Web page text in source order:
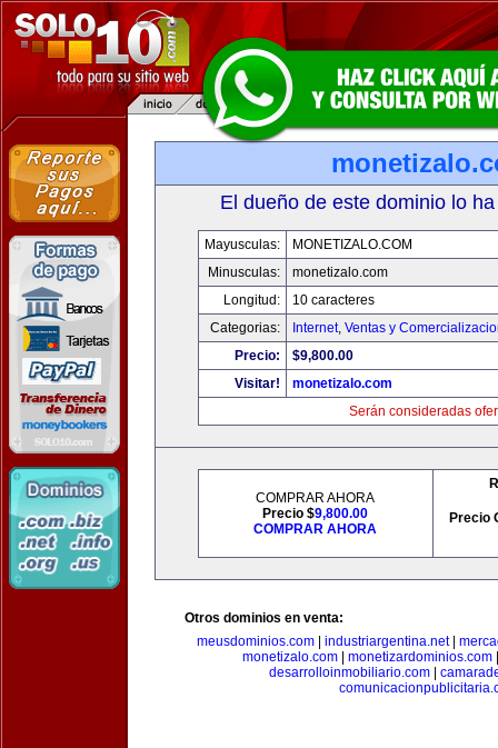
El dueño de este dominio lo
Mayusculas:
MONETIZALO.COM
Minusculas:
monetizalo.com
Longitud:
10 caracteres
Categorias:
Internet, Ventas y
Precio:
$9,800.00
Visitar!
monetizalo.com
Serán consideradas
COMPRAR AHORA
Precio $9,800.00
COMPRAR AHORA
Precio
Otros dominios en venta:
meusdominios.com| industriargentina.net|
monetizalo.com| monetizardominios.com
desarrolloinmobiliario.com